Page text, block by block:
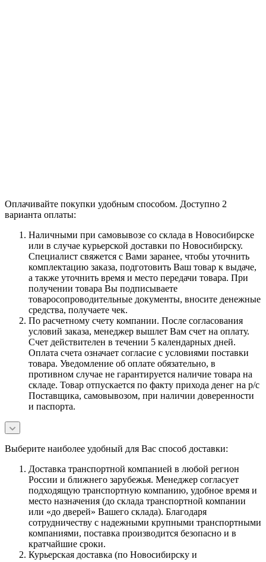
Оплачивайте покупки удобным способом. Доступно 2
варианта оплаты:
Наличными при самовывозе со склада в Новосибирске
или в случае курьерской доставки по Новосибирску.
Специалист свяжется с Вами заранее, чтобы уточнить
комплектацию заказа, подготовить Ваш товар к выдаче,
а также уточнить время и место передачи товара. При
получении товара Вы подписываете
товаросопроводительные документы, вносите денежные
средства, получаете чек.
По расчетному счету компании. После согласования
условий заказа, менеджер вышлет Вам счет на оплату.
Счет действителен в течении 5 календарных дней.
Оплата счета означает согласие с условиями поставки
товара. Уведомление об оплате обязательно, в
противном случае не гарантируется наличие товара на
складе. Товар отпускается по факту прихода денег на р/с
Поставщика, самовывозом, при наличии доверенности
и паспорта.
Выберите наиболее удобный для Вас способ доставки:
Доставка транспортной компанией в любой регион
России и ближнего зарубежья. Менеджер согласует
подходящую транспортную компанию, удобное время и
место назначения (до склада транспортной компании
или «до дверей» Вашего склада). Благодаря
сотрудничеству с надежными крупными транспортными
компаниями, поставка производится безопасно и в
кратчайшие сроки.
Курьерская доставка (по Новосибирску и